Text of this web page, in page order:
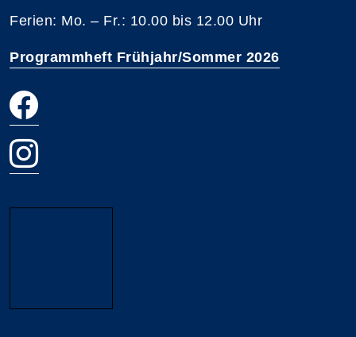
Ferien: Mo. – Fr.: 10.00 bis 12.00 Uhr
Programmheft Frühjahr/Sommer 2026